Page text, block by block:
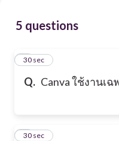
5 questions
Q. Canva ใช้งานเ
1
30 sec
2
30 sec